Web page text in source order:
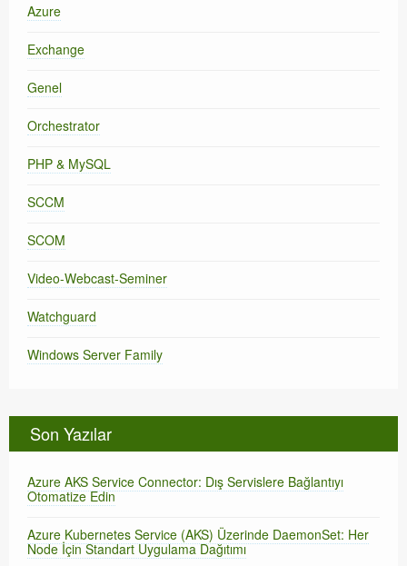
Azure
Exchange
Genel
Orchestrator
PHP & MySQL
SCCM
SCOM
Video-Webcast-Seminer
Watchguard
Windows Server Family
Son Yazılar
Azure AKS Service Connector: Dış Servislere Bağlantıyı
Otomatize Edin
Azure Kubernetes Service (AKS) Üzerinde DaemonSet: Her
Node İçin Standart Uygulama Dağıtımı